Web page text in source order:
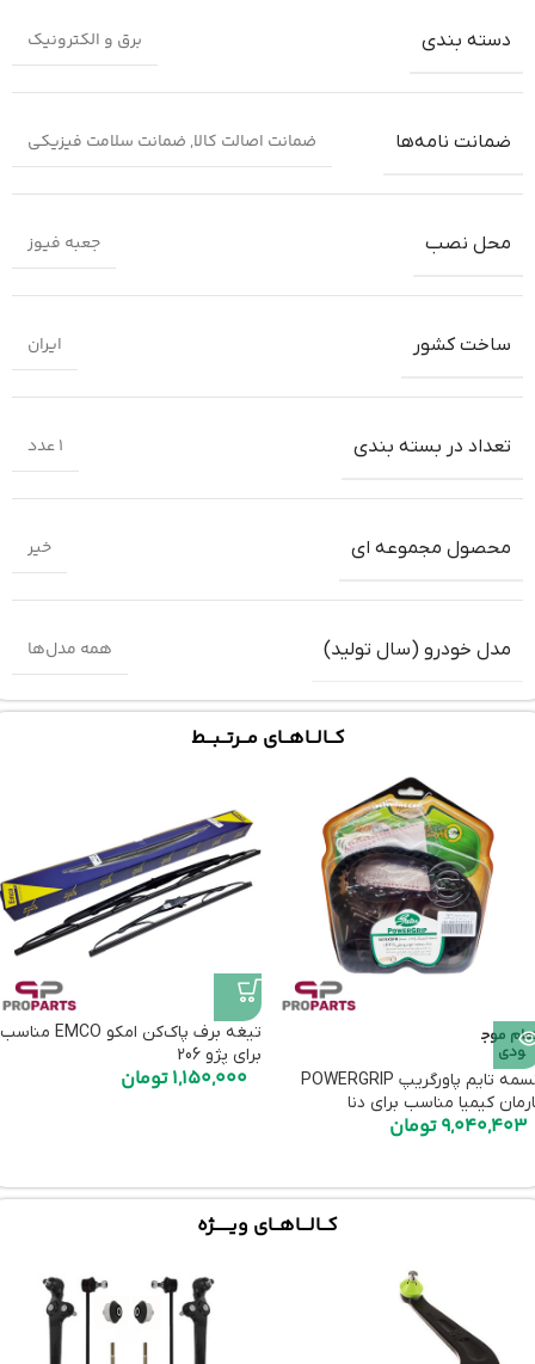
دسته بندی برق و الکترونیک
ضمانت‌ نامه‌ها ضمانت اصالت کالا, ضمانت سلامت فیزیکی
محل نصب جعبه فیوز
ساخت کشور ایران
تعداد در بسته بندی 1 عدد
محصول مجموعه ای خیر
مدل خودرو (سال تولید) همه مدل‌ها
کـــالـــاهـــای مـــرتـــبـــط
موج
ودی
تسمه تایم پاورگریپ POWERGRIP
کیمیا مناسب برای دنا
9,040,403تومان
تیغه برف پاک‌کن امکو EMCO مناسب
برای پژو 206
1,150,000تومان
کـــالــــاهـــای ویـــــــژه